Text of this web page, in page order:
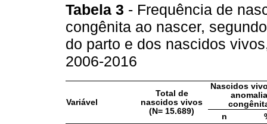
Tabela 3 - Frequência de
congênita ao nascer,
do parto e dos nascidos
2006-2016
Variável
Total de
nascidos vivos
(N= 15.689)
Nascidos
n